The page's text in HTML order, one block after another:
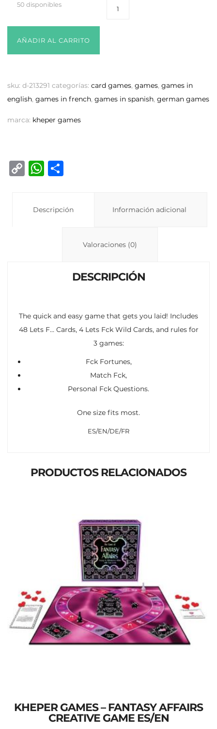
50 disponibles
AÑADIR AL CARRITO
sku: d-213291 categorías: card games, games, games in
english, games in french, games in spanish, german games
marca: kheper games
C
W
s
p
Descripción Información adicional
Valoraciones (0)
DESCRIPCIÓN
The quick and easy game that gets you laid! Includes
48 Lets F… Cards, 4 Lets Fck Wild Cards, and rules for
3 games:
Fck Fortunes,
Match Fck,
Personal Fck Questions.
One size fits most.
ES/EN/DE/FR
PRODUCTOS RELACIONADOS
KHEPER GAMES – FANTASY AFFAIRS
CREATIVE GAME ES/EN